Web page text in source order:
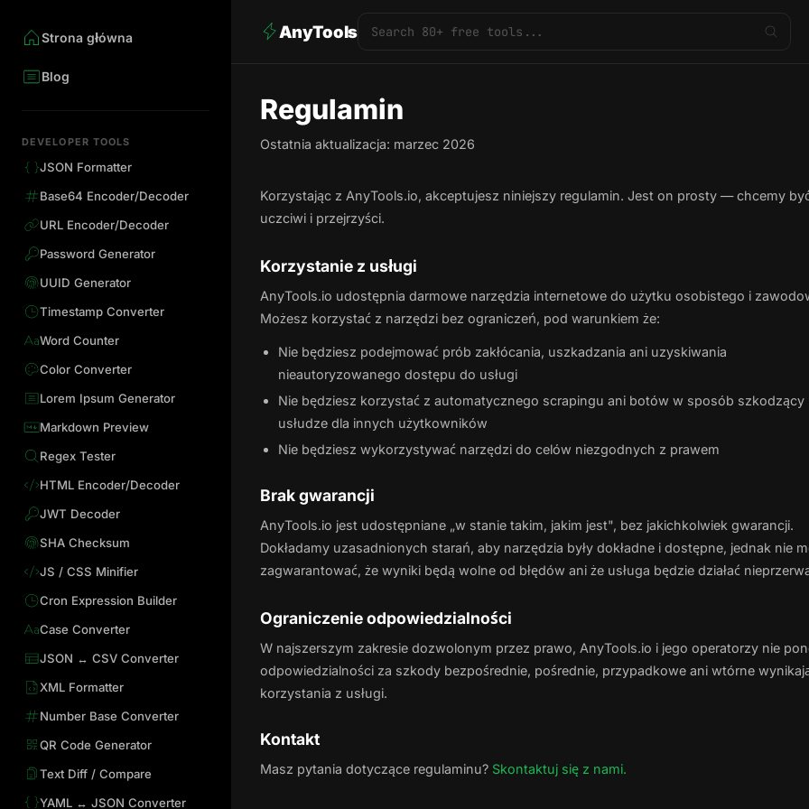
Strona główna
Blog
DEVELOPER TOOLS
JSON Formatter
Base64 Encoder/Decoder
URL Encoder/Decoder
Password Generator
UUID Generator
Timestamp Converter
Word Counter
Color Converter
Lorem Ipsum Generator
Markdown Preview
Regex Tester
HTML Encoder/Decoder
JWT Decoder
SHA Checksum
JS / CSS Minifier
Cron Expression Builder
Case Converter
JSON ↔ CSV Converter
XML Formatter
Number Base Converter
QR Code Generator
Text Diff / Compare
YAML ↔ JSON Converter
AnyTools
Regulamin
Ostatnia aktualizacja: marzec 2026
Korzystając z AnyTools.io, akceptujesz niniejszy regulamin. Jest on prosty — chcemy
uczciwi i przejrzyści.
Korzystanie z usługi
AnyTools.io udostępnia darmowe narzędzia internetowe do użytku osobistego i
Możesz korzystać z narzędzi bez ograniczeń, pod warunkiem że:
Nie będziesz podejmować prób zakłócania, uszkadzania ani uzyskiwania
nieautoryzowanego dostępu do usługi
Nie będziesz korzystać z automatycznego scrapingu ani botów w sposób szkodzący
usłudze dla innych użytkowników
Nie będziesz wykorzystywać narzędzi do celów niezgodnych z prawem
Brak gwarancji
AnyTools.io jest udostępniane „w stanie takim, jakim jest", bez jakichkolwiek gwarancji.
Dokładamy uzasadnionych starań, aby narzędzia były dokładne i dostępne, jednak nie
zagwarantować, że wyniki będą wolne od błędów ani że usługa będzie działać
Ograniczenie odpowiedzialności
W najszerszym zakresie dozwolonym przez prawo, AnyTools.io i jego operatorzy nie
odpowiedzialności za szkody bezpośrednie, pośrednie, przypadkowe ani wtórne
korzystania z usługi.
Kontakt
Masz pytania dotyczące regulaminu? Skontaktuj się z nami.